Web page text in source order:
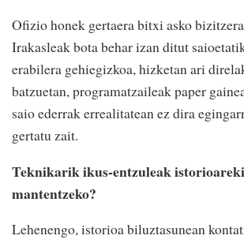
Ofizio honek gertaera bitxi asko
Irakasleak bota behar izan ditut
erabilera gehiegizkoa, hizketan ari
batzuetan, programatzaileak paper
saio ederrak errealitatean ez dira
gertatu zait.
Teknikarik ikus-entzuleak
mantentzeko?
Lehenengo, istorioa biluztasunean